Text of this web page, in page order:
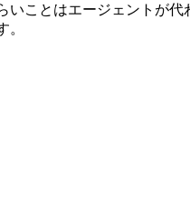
ことはエージェントが代
。